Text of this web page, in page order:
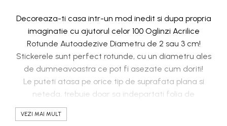
Decoreaza-ti casa intr-un mod inedit si dupa propria
imaginatie cu ajutorul celor 100 Oglinzi Acrilice
Rotunde Autoadezive Diametru de 2 sau 3 cm!
Stickerele sunt perfect rotunde, cu un diametru ales
de dumneavoastra ce pot fi asezate cum doriti!
Le puteti atasa pe orice tip de suprafata plana si
neteda, trebuie doar sa indepartati folia de
protectie de pe spatele fiecarei piese. Dupa lipire,
trebuie indepartata si folia de protectie de pe
VEZI MAI MULT